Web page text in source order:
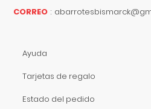
CORREO :
Ayuda
Tarjetas de regalo
Estado del pedido